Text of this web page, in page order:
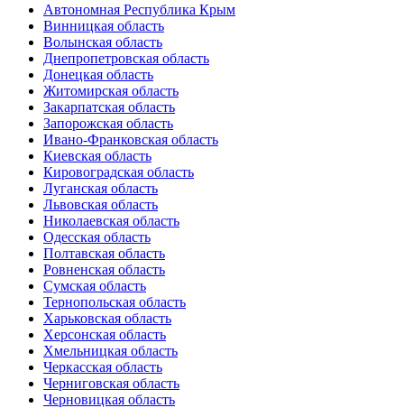
Автономная Республика Крым
Винницкая область
Волынская область
Днепропетровская область
Донецкая область
Житомирская область
Закарпатская область
Запорожская область
Ивано-Франковская область
Киевская область
Кировоградская область
Луганская область
Львовская область
Николаевская область
Одесская область
Полтавская область
Ровненская область
Сумская область
Тернопольская область
Харьковская область
Херсонская область
Хмельницкая область
Черкасская область
Черниговская область
Черновицкая область